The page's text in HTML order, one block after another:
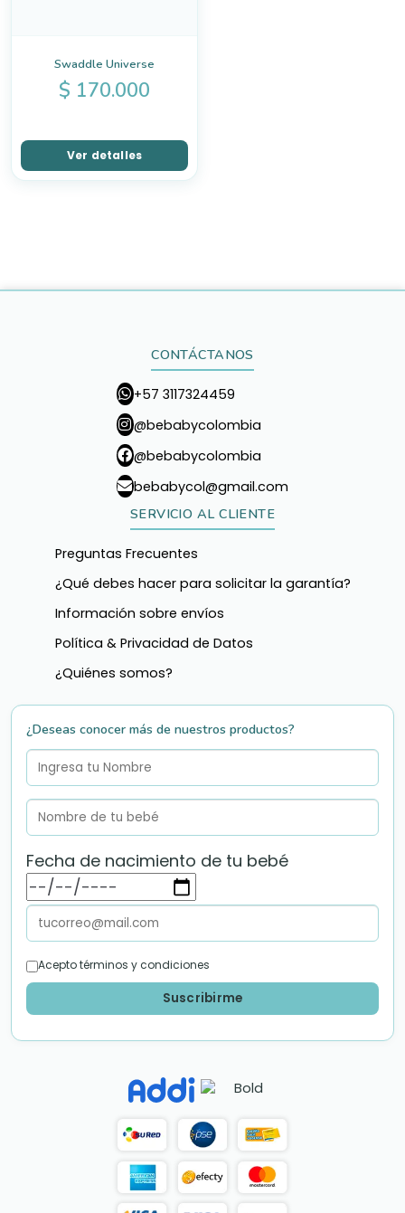
Swaddle Universe
$ 170.000
Ver detalles
CONTÁCTANOS
+57 3117324459
@bebabycolombia
@bebabycolombia
bebabycol@gmail.com
SERVICIO AL CLIENTE
Preguntas Frecuentes
¿Qué debes hacer para solicitar la garantía?
Información sobre envíos
Política & Privacidad de Datos
¿Quiénes somos?
¿Deseas conocer más de nuestros productos?
Fecha de nacimiento de tu bebé
Acepto términos y condiciones